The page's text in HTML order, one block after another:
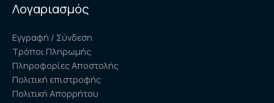
Λογαριασμός
Εγγραφή / Σύνδεση
Τρόποι Πληρωμής
Πληροφορίες Αποστολής
Πολιτική επιστροφής
Πολιτική Απορρήτου